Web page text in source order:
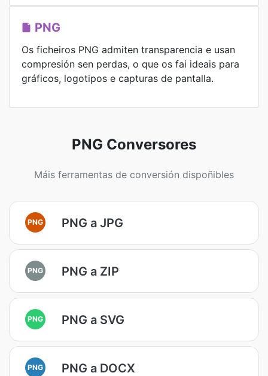
PNG
Os ficheiros PNG admiten transparencia e usan
compresión sen perdas, o que os fai ideais para
gráficos, logotipos e capturas de pantalla.
PNG Conversores
Máis ferramentas de conversión dispoñibles
PNG PNG a JPG
PNG PNG a ZIP
PNG PNG a SVG
PNG PNG a DOCX